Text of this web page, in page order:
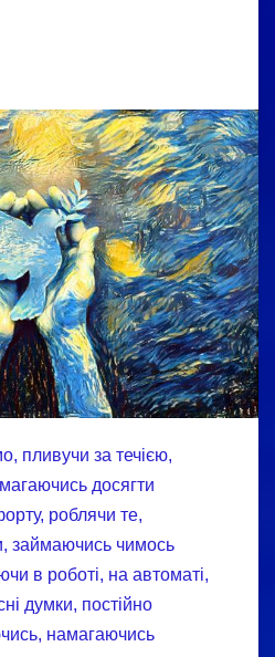
пливучи за течією,
досягти
роблячи те,
займаючись чимось
в роботі, на автоматі,
думки, постійно
намагаючись